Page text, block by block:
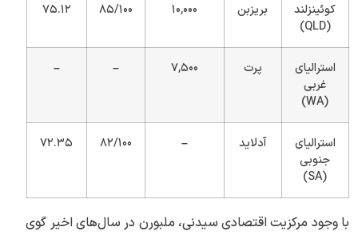
کوئینزلند
(QLD)
بریزبن ۱۰,۰۰۰ ۸۵/۱۰۰ ۷۵.۱۲
استرالیای
غربی
(WA)
پرت ۷,۵۰۰ –
–
استرالیای
جنوبی
(SA)
آدلاید – ۸۲/۱۰۰ ۷۲.۳۵
با وجود مرکزیت اقتصادی سیدنی، ملبورن در سال‌های اخیر گوی